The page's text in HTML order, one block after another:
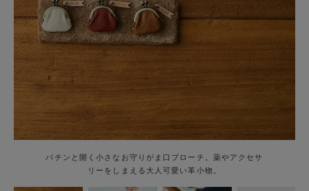
パチンと開く小さなお守りがま口ブローチ。薬やアクセサ
リーをしまえる大人可愛い革小物。